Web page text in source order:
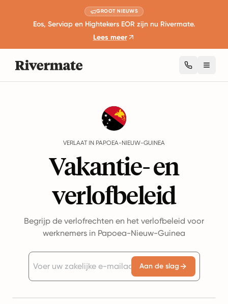
GROOT NIEUWS
Eos, Serviap en Hightekers EOR zijn nu Rivermate.
Lees meer
VERLAAT IN PAPOEA-NIEUW-GUINEA
Vakantie- en
verlofbeleid
Begrijp de verlofrechten en het verlofbeleid voor
werknemers in Papoea-Nieuw-Guinea
Aan de slag